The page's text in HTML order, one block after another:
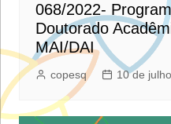
068/2022-
Doutorado
MAI/DAI
copesq 10 de